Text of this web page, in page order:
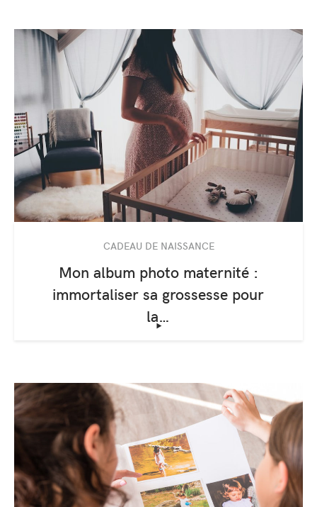
CADEAU DE NAISSANCE
Mon album photo maternité :
immortaliser sa grossesse pour
la…
‣